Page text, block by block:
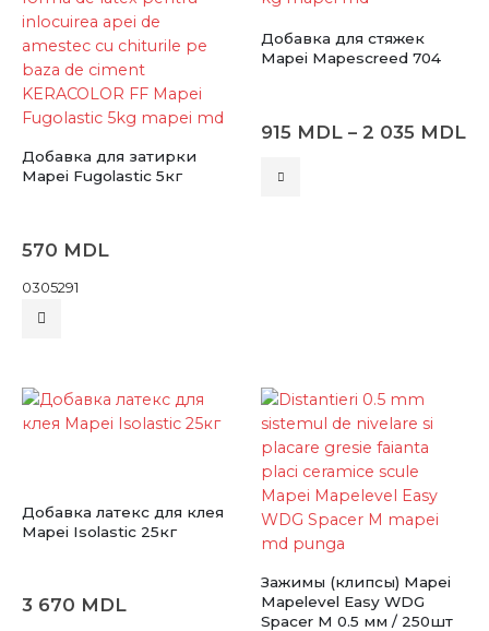
Добавка для затирки
Mapei Fugolastic 5кг
570 MDL
0305291
Добавка для стяжек
Mapei Mapescreed 704
915 MDL – 2 035 MDL
странице
товара.
Добавка латекс для клея
Mapei Isolastic 25кг
3 670 MDL
Зажимы (клипсы) Mapei
Mapelevel Easy WDG
Spacer M 0.5 мм / 250шт